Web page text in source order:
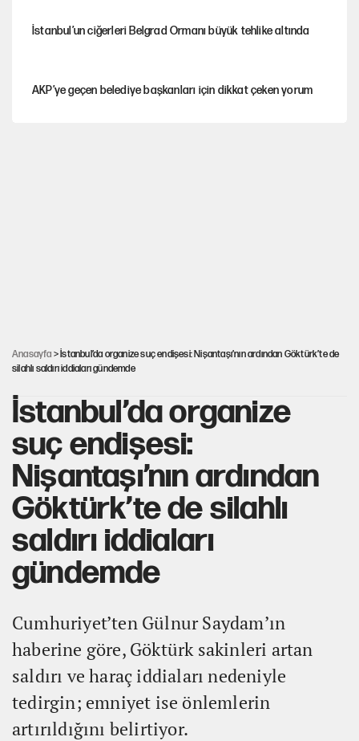
İstanbul’un ciğerleri Belgrad Ormanı büyük tehlike altında
AKP’ye geçen belediye başkanları için dikkat çeken yorum
Anasayfa > İstanbul’da organize suç endişesi: Nişantaşı’nın ardından Göktürk’te de
silahlı saldırı iddiaları gündemde
İstanbul’da organize
suç endişesi:
Nişantaşı’nın ardından
Göktürk’te de silahlı
saldırı iddiaları
gündemde
Cumhuriyet’ten Gülnur Saydam’ın
haberine göre, Göktürk sakinleri artan
saldırı ve haraç iddiaları nedeniyle
tedirgin; emniyet ise önlemlerin
artırıldığını belirtiyor.